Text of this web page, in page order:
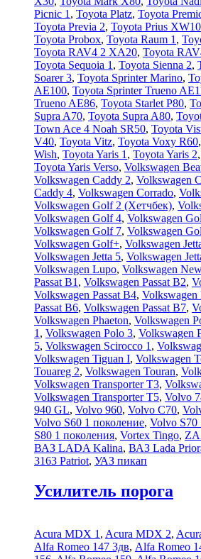
Picnic 1 , Toyota Platz, Toyota
Toyota Previa 2, Toyota Prius XW10
Toyota Probox, Toyota Raum 1 ,
Toyota RAV4 2 XA20, Toyota
Toyota Sequoia 1 , Toyota Sienna 2,
Soarer 3, Toyota Sprinter Marino,
AE100, Toyota Sprinter Trueno
Trueno AE86, Toyota Starlet P80,
Supra A70, Toyota Supra A80,
Town Ace 4 Noah SR50, Toyota
V40, Toyota Vitz, Toyota Voxy R60,
Wish, Toyota Yaris 1 , Toyota Yaris 2,
Toyota Yaris Verso, Volkswagen
Volkswagen Caddy 2, Volkswagen
Caddy 4, Volkswagen Corrado,
Volkswagen Golf 2 (Хетчбек),
Volkswagen Golf 4, Volkswagen
Volkswagen Golf 7, Volkswagen
Volkswagen Golf+, Volkswagen
Volkswagen Jetta 5, Volkswagen
Volkswagen Lupo, Volkswagen
Passat B1 , Volkswagen Passat B2,
Volkswagen Passat B4, Volkswagen
Passat B6, Volkswagen Passat B7,
Volkswagen Phaeton, Volkswagen
1 , Volkswagen Polo 3, Volkswagen
5, Volkswagen Scirocco 1 ,
Volkswagen Tiguan I, Volkswagen
Touareg 2, Volkswagen Touran,
Volkswagen Transporter T3,
Volkswagen Transporter T5, Volvo
940 GL, Volvo 960, Volvo C70,
Volvo S60 1 поколение, Volvo S70
S80 1 поколения, Vortex Tingo,
ВАЗ LADA Kalina, ВАЗ Lada
3163 Patriot, УАЗ пикап
Усилитель порога
Acura MDX 1 , Acura MDX 2,
Alfa Romeo 147 3дв, Alfa Romeo